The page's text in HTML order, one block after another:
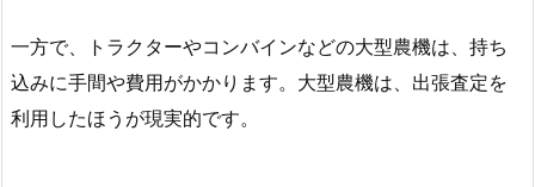
一方で、トラクターやコンバインなどの大型農機は、持ち
込みに手間や費用がかかります。大型農機は、出張査定を
利用したほうが現実的です。